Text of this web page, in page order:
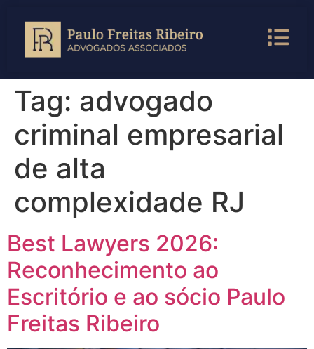
Tag: advogado
criminal empresarial
de alta
complexidade RJ
Best Lawyers 2026:
Reconhecimento ao
Escritório e ao sócio Paulo
Freitas Ribeiro